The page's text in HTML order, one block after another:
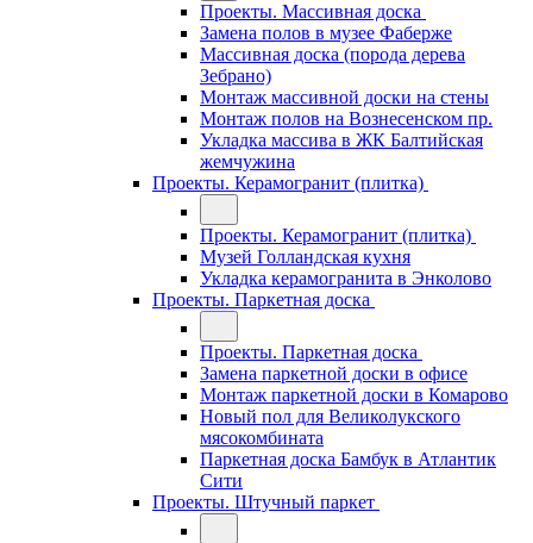
Проекты. Массивная доска
Замена полов в музее Фаберже
Массивная доска (порода дерева
Зебрано)
Монтаж массивной доски на стены
Монтаж полов на Вознесенском пр.
Укладка массива в ЖК Балтийская
жемчужина
Проекты. Керамогранит (плитка)
Проекты. Керамогранит (плитка)
Музей Голландская кухня
Укладка керамогранита в Энколово
Проекты. Паркетная доска
Проекты. Паркетная доска
Замена паркетной доски в офисе
Монтаж паркетной доски в Комарово
Новый пол для Великолукского
мясокомбината
Паркетная доска Бамбук в Атлантик
Сити
Проекты. Штучный паркет